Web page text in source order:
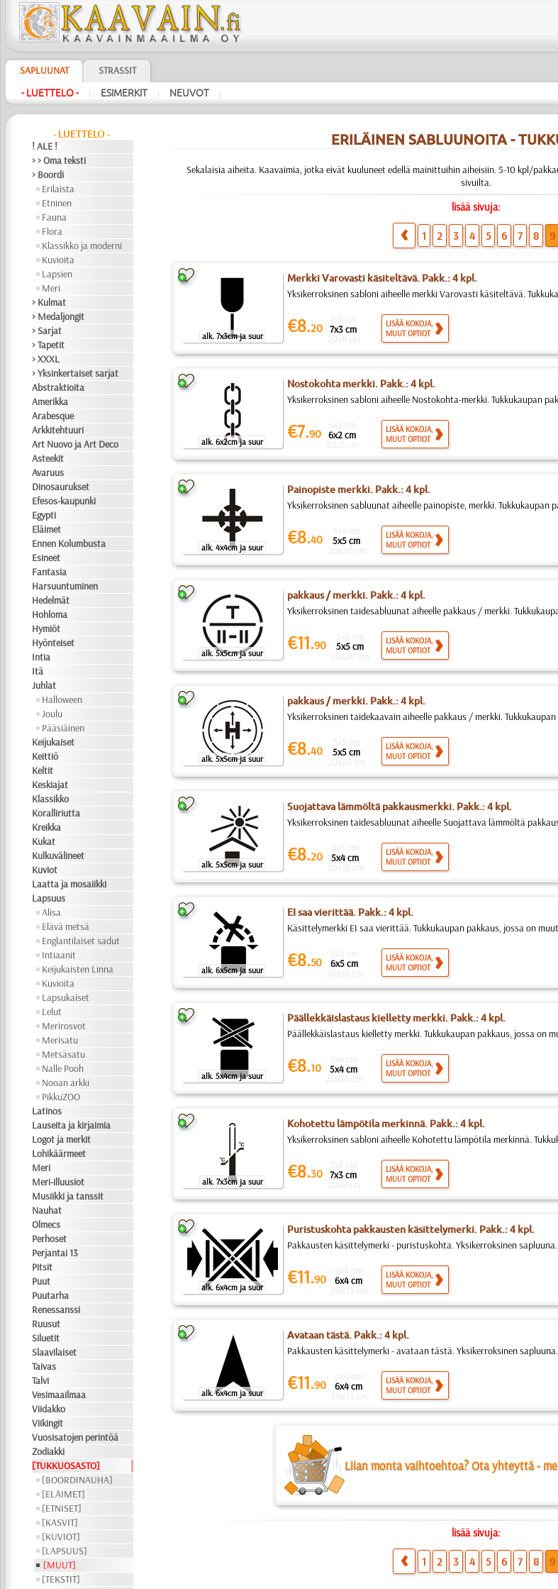
SAPLUUNAT STRASSIT
- LUETTELO - | ESIMERKIT | NEUVOT |
- LUETTELO -
! ALE !
> > Oma teksti
> Boordi
Erilaista
Etninen
Fauna
Flora
Klassikko ja moderni
Kuvioita
Lapsien
Meri
> Kulmat
> Medaljongit
> Sarjat
> Tapetit
> XXXL
> Yksinkertaiset sarjat
Abstraktioita
Amerikka
Arabesque
Arkkitehtuuri
Art Nuovo ja Art Deco
Asteekit
Avaruus
Dinosaurukset
Efesos-kaupunki
Egypti
Eläimet
Ennen Kolumbusta
Esineet
Fantasia
Harsuuntuminen
Hedelmät
Hohloma
Hymiöt
Hyönteiset
Intia
Itä
Juhlat
Halloween
Joulu
Pääsiäinen
Keijukaiset
Keittiö
Keltit
Keskiajat
Klassikko
Koralliriutta
Kreikka
Kukat
Kulkuvälineet
Kuviot
Laatta ja mosaiikki
Lapsuus
Alisa
Elävä metsä
Englantilaiset sadut
Intiaanit
Keijukaisten Linna
Kuvioita
Lapsukaiset
Lelut
Merirosvot
Merisatu
Metsäsatu
Nalle Pooh
Nooan arkki
PikkuZOO
Latinos
Lauseita ja kirjaimia
Logot ja merkit
Lohikäärmeet
Meri
Meri-illuusiot
Musiikki ja tanssit
Nauhat
Olmecs
Perhoset
Perjantai 13
Pitsit
Puut
Puutarha
Renessanssi
Ruusut
Siluetit
Slaavilaiset
Taivas
Talvi
Vesimaailmaa
Viidakko
Viikingit
Vuosisatojen perintöä
Zodiakki
[TUKKUOSASTO]
[BOORDINAUHA]
[ELÄIMET]
[ETNISET]
[KASVIT]
[KUVIOT]
[LAPSUUS]
[MUUT]
[TEKSTIT]
ERILÄINEN SABLUUNOITA -
Sekalaisia aiheita. Kaavaimia, jotka eivät kuuluneet edellä mainittuihin aiheisiin. 5-10 kpl/
sivuilta.
lisää sivuja:
1 2 3 4 5 6 7 8 9
alk. 7x3cm ja suur
Merkki Varovasti käsiteltävä. Pakk.: 4 kpl.
Yksikerroksinen sabloni aiheelle merkki Varovasti käsiteltävä.
€8.20 7x3 cm
LISÄÄ KOKOJA,
MUUT OPTIOT
alk. 6x2cm ja suur
Nostokohta merkki. Pakk.: 4 kpl.
Yksikerroksinen sabloni aiheelle Nostokohta-merkki. Tukkukaupan
€7.90 6x2 cm
LISÄÄ KOKOJA,
MUUT OPTIOT
alk. 4x4cm ja suur
Painopiste merkki. Pakk.: 4 kpl.
Yksikerroksinen sabluunat aiheelle painopiste, merkki. Tukkukaupan
€8.40 5x5 cm
LISÄÄ KOKOJA,
MUUT OPTIOT
alk. 5x5cm ja suur
pakkaus / merkki. Pakk.: 4 kpl.
Yksikerroksinen taidesabluunat aiheelle pakkaus / merkki.
€11.90 5x5 cm
LISÄÄ KOKOJA,
MUUT OPTIOT
alk. 5x5cm ja suur
pakkaus / merkki. Pakk.: 4 kpl.
Yksikerroksinen taidekaavain aiheelle pakkaus / merkki.
€8.40 5x5 cm
LISÄÄ KOKOJA,
MUUT OPTIOT
alk. 5x5cm ja suur
Suojattava lämmöltä pakkausmerkki. Pakk.: 4 kpl.
Yksikerroksinen taidesabluunat aiheelle Suojattava lämmöltä
€8.20 5x4 cm
LISÄÄ KOKOJA,
MUUT OPTIOT
alk. 6x5cm ja suur
EI saa vierittää. Pakk.: 4 kpl.
Käsittelymerkki EI saa vierittää. Tukkukaupan pakkaus, jossa on
€8.50 6x5 cm
LISÄÄ KOKOJA,
MUUT OPTIOT
alk. 5x4cm ja suur
Päällekkäislastaus kielletty merkki. Pakk.: 4 kpl.
Päällekkäislastaus kielletty merkki. Tukkukaupan pakkaus, jossa on
€8.10 5x4 cm
LISÄÄ KOKOJA,
MUUT OPTIOT
alk. 7x3cm ja suur
Kohotettu lämpötila merkinnä. Pakk.: 4 kpl.
Yksikerroksinen sabloni aiheelle Kohotettu lämpötila merkinnä.
€8.30 7x3 cm
LISÄÄ KOKOJA,
MUUT OPTIOT
alk. 6x4cm ja suur
Puristuskohta pakkausten käsittelymerki. Pakk.: 4 kpl.
Pakkausten käsittelymerki - puristuskohta. Yksikerroksinen
€11.90 6x4 cm
LISÄÄ KOKOJA,
MUUT OPTIOT
alk. 6x4cm ja suur
Avataan tästä. Pakk.: 4 kpl.
Pakkausten käsittelymerki - avataan tästä. Yksikerroksinen
€11.90 6x4 cm
LISÄÄ KOKOJA,
MUUT OPTIOT
Liian monta vaihtoehtoa? Ota yhteyttä -
lisää sivuja:
1 2 3 4 5 6 7 8 9